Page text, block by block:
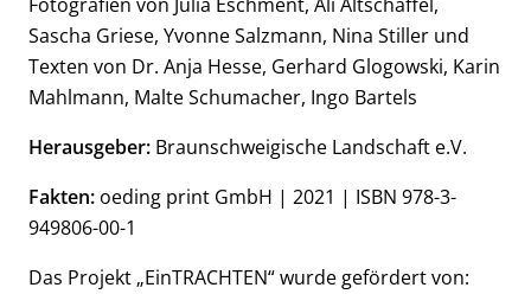
Sascha Griese, Yvonne Salzmann, Nina Stiller und
Texten von Dr. Anja Hesse, Gerhard Glogowski, Karin
Mahlmann, Malte Schumacher, Ingo Bartels
Herausgeber: Braunschweigische Landschaft e.V.
Fakten: oeding print GmbH | 2021 | ISBN 978-3-
949806-00-1
Das Projekt „EinTRACHTEN“ wurde gefördert von: